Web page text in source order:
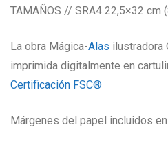
TAMAÑOS // SRA4 22,5×32 cm
La obra Mágica-Alas ilustradora
imprimida digitalmente en
Certificación FSC®
Márgenes del papel incluidos